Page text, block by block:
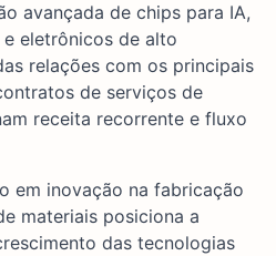
avançada de chips para IA,
eletrônicos de alto
relações com os principais
de serviços de
receita recorrente e fluxo
em inovação na fabricação
materiais posiciona a
das tecnologias